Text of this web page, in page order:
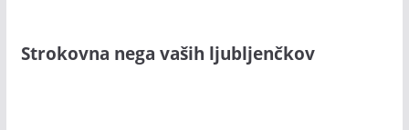
Strokovna nega vaših ljubljenčkov